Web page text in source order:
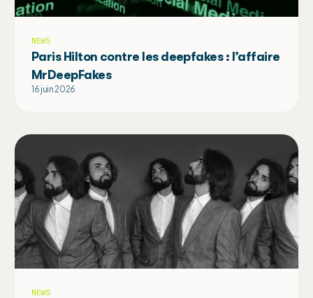
NEWS
Paris Hilton contre les deepfakes : l’affaire
MrDeepFakes
16 juin 2026
NEWS